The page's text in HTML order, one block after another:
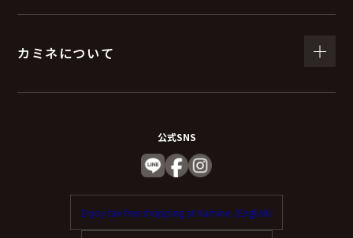
カミネについて
公式SNS
Enjoy tax-free shopping at Kamine. (English)